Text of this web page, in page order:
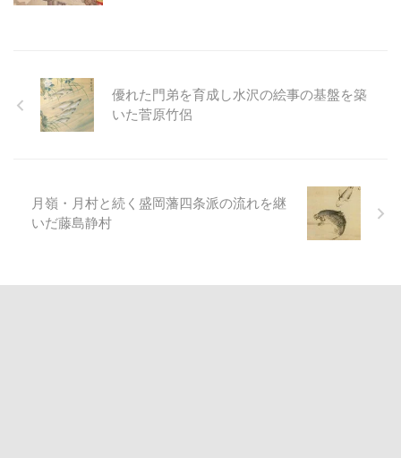
優れた門弟を育成し水沢の絵事の基盤を築
いた菅原竹侶
月嶺・月村と続く盛岡藩四条派の流れを継
いだ藤島静村